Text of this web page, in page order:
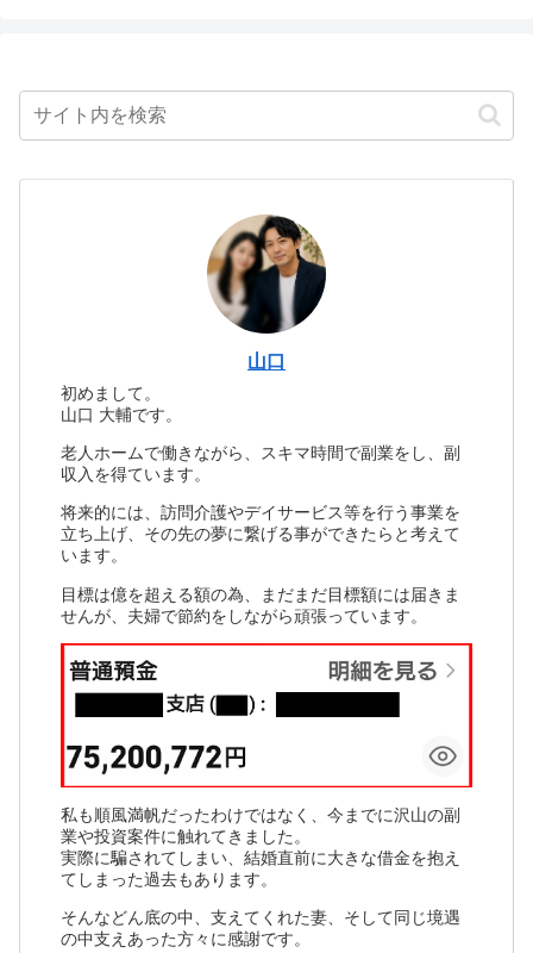
山口
初めまして。
山口 大輔です。
老人ホームで働きながら、スキマ時間で副業をし、副
収入を得ています。
将来的には、訪問介護やデイサービス等を行う事業を
立ち上げ、その先の夢に繋げる事ができたらと考えて
います。
目標は億を超える額の為、まだまだ目標額には届きま
せんが、夫婦で節約をしながら頑張っています。
私も順風満帆だったわけではなく、今までに沢山の副
業や投資案件に触れてきました。
実際に騙されてしまい、結婚直前に大きな借金を抱え
てしまった過去もあります。
そんなどん底の中、支えてくれた妻、そして同じ境遇
の中支えあった方々に感謝です。